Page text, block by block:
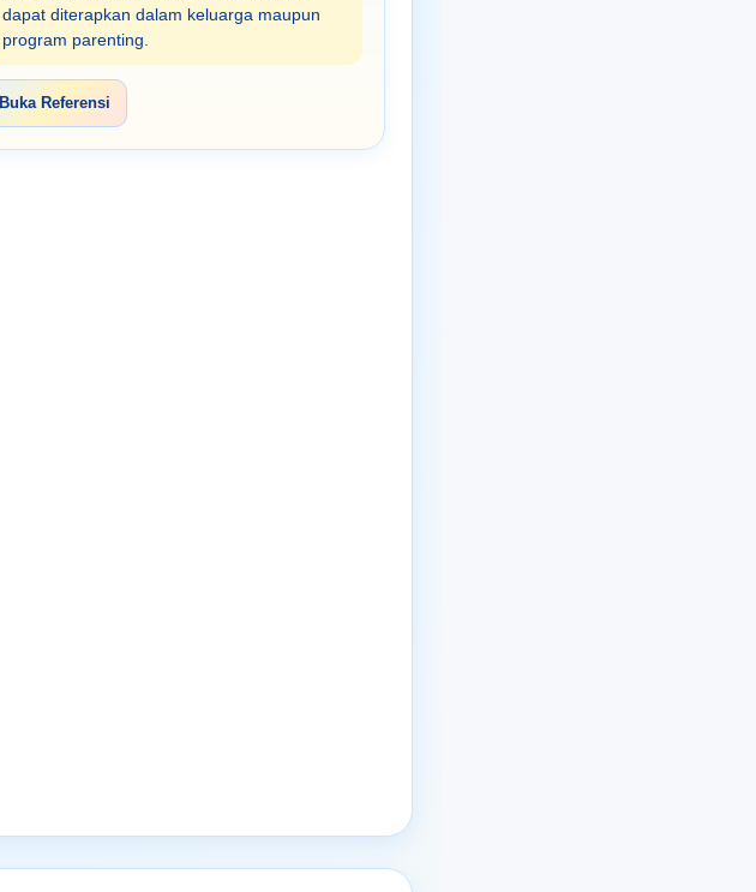
dapat diterapkan dalam keluarga maupun
program parenting.
Buka Referensi